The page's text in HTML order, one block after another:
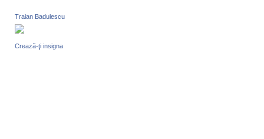
Traian Badulescu
Crează-ţi insigna